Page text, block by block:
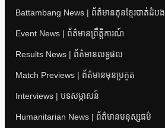
Battambang News | ព័ត៌មានគុនខ្មែរបាត់ដំបង
Event News | ព័ត៌មានព្រឹត្តិការណ៍
Results News | ព័ត៌មានលទ្ធផល
Match Previews | ព័ត៌មានមុនប្រកួត
Interviews | បទសម្ភាសន៍
Humanitarian News | ព័ត៌មានមនុស្សធម៌